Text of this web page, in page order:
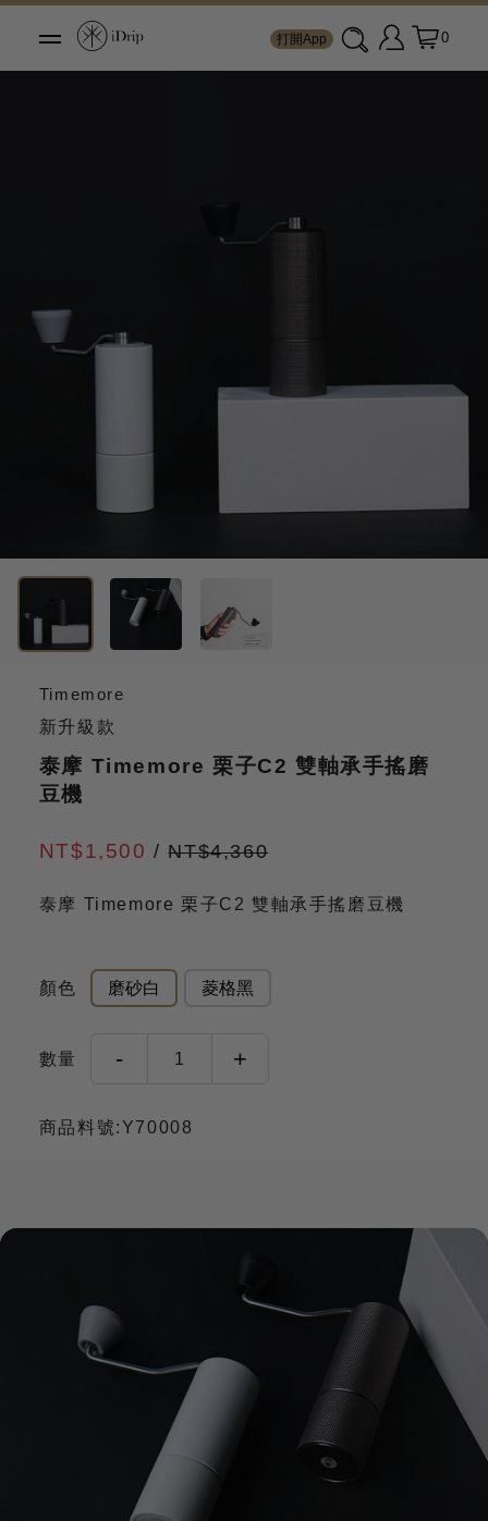
打開App 0
Timemore
新升級款
泰摩 Timemore 栗子C2 雙軸承手搖磨
豆機
NT$1,500/NT$4,360
泰摩 Timemore 栗子C2 雙軸承手搖磨豆機
顏色 磨砂白 菱格黑
數量 - 1 +
商品料號:Y70008